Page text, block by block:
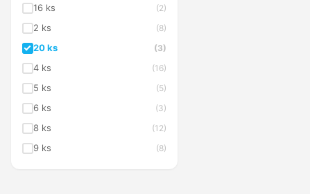
16 ks (2)
2 ks (8)
20 ks (3)
4 ks (16)
5 ks (5)
6 ks (3)
8 ks (12)
9 ks (8)